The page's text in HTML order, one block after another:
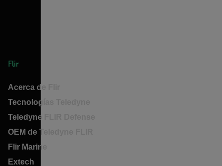
Flir
Acerca de Flir
Tecnologías Teledyne
Teledyne FLIR Defense
OEM de Teledyne FLIR
Flir Marine
Extech